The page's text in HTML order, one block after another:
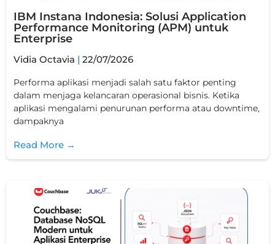
IBM Instana Indonesia: Solusi Application
Performance Monitoring (APM) untuk
Enterprise
Vidia Octavia 22/07/2026
Performa aplikasi menjadi salah satu faktor penting
dalam menjaga kelancaran operasional bisnis. Ketika
aplikasi mengalami penurunan performa atau downtime,
dampaknya
Read More →